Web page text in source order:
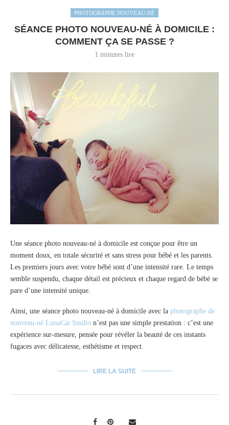
PHOTOGRAPHE NOUVEAU-NÉ
SÉANCE PHOTO NOUVEAU-NÉ À DOMICILE :
COMMENT ÇA SE PASSE ?
1 minutes lire
Une séance photo nouveau-né à domicile est conçue pour être un
moment doux, en totale sécurité et sans stress pour bébé et les parents.
Les premiers jours avec votre bébé sont d’une intensité rare. Le temps
semble suspendu, chaque détail est précieux et chaque regard de bébé se
pare d’une intensité unique.
Ainsi, une séance photo nouveau-né à domicile avec la photographe de
nouveau-né LunaCat Studio n’est pas une simple prestation : c’est une
expérience sur-mesure, pensée pour révéler la beauté de ces instants
fugaces avec délicatesse, esthétisme et respect.
LIRE LA SUITE